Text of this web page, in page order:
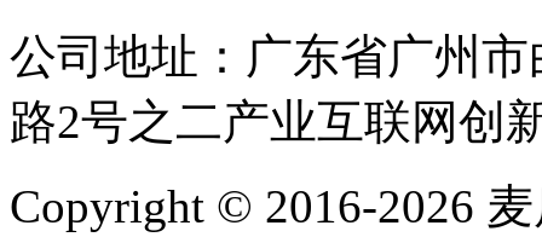
公司地址：广东省广州
路2号之二产业互联网创
Copyright © 2016-2026